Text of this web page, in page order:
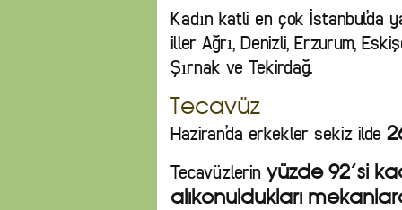
Kadın katli en çok İstanbul’da
iller Ağrı, Denizli, Erzurum,
Şırnak ve Tekirdağ.
Tecavüz
Haziran’da erkekler sekiz ilde
Tecavüzlerin yüzde 92’si
alıkonuldukları